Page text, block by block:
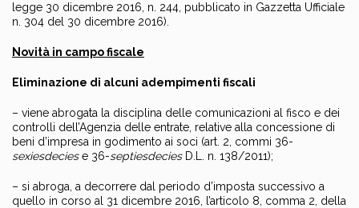
legge 30 dicembre 2016, n. 244, pubblicato in Gazzetta Ufficiale
n. 304 del 30 dicembre 2016).
Novità in campo fiscale
Eliminazione di alcuni adempimenti fiscali
– viene abrogata la disciplina delle comunicazioni al fisco e dei
controlli dell’Agenzia delle entrate, relative alla concessione di
beni d’impresa in godimento ai soci (art. 2, commi 36-
sexiesdeciese 36-septiesdeciesD.L. n. 138/2011);
– si abroga, a decorrere dal periodo d’imposta successivo a
quello in corso al 31 dicembre 2016, l’articolo 8, comma 2, della